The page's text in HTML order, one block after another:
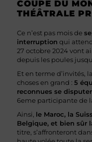
COUPE DU
THÉÂTRALE
Ce n’est pas mois de
interruption qui
27 octobre 2024 vont
depuis les poules
Et en terme d’invités,
choses en grand : 5
reconnues se
6eme participante de
Ainsi, le Maroc, la
Belgique, et bien sûr
titre, s’affronteront